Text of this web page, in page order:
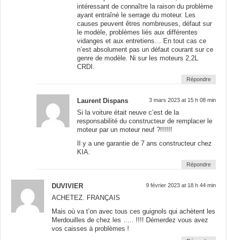
intéressant de connaître la raison du problème
ayant entraîné le serrage du moteur. Les
causes peuvent êtres nombreuses, défaut sur
le modèle, problèmes liés aux différentes
vidanges et aux entretiens… En tout cas ce
n’est absolument pas un défaut courant sur ce
genre de modèle. Ni sur les moteurs 2,2L
CRDI.
Répondre
Laurent Dispans 3 mars 2023 at 15 h 08 min
Si la voiture était neuve c’est de la
responsabilité du constructeur de remplacer le
moteur par un moteur neuf ?!!!!!!
Il y a une garantie de 7 ans constructeur chez
KIA.
Répondre
DUVIVIER 9 février 2023 at 18 h 44 min
ACHETEZ. FRANÇAIS
Mais où va t’on avec tous ces guignols qui achètent les
Merdouilles de chez les ….. !!!! Démerdez vous avez
vos caisses à problèmes !